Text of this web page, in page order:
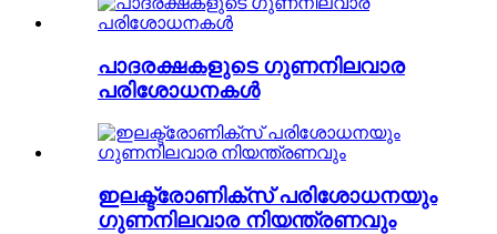
പാദരക്ഷകളുടെ ഗുണനിലവാര
പരിശോധനകൾ
ഇലക്ട്രോണിക്സ് പരിശോധനയും
ഗുണനിലവാര നിയന്ത്രണവും